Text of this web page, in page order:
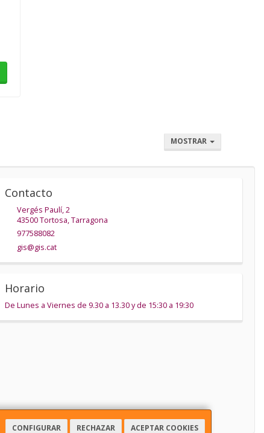
MOSTRAR
CONFIGURAR RECHAZAR ACEPTAR COOKIES
Contacto
Vergés Paulí, 2
43500Tortosa,Tarragona
977588082
gis@gis.cat
Horario
De Lunes a Viernes de 9.30 a 13.30 y de 15:30 a 19:30